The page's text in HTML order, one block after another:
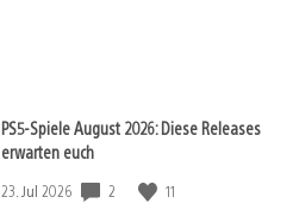
PS5-Spiele August 2026: Diese Releases
erwarten euch
Veröffentlichungsdatum:
23. Jul 2026 2 11